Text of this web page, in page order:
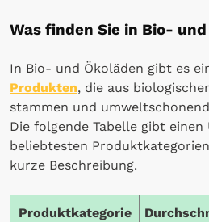
Was finden Sie in Bio-
In Bio- und Ökoläden gibt es
Produkten, die aus
stammen und
Die folgende Tabelle gibt
beliebtesten
kurze Beschreibung.
Produktkategorie